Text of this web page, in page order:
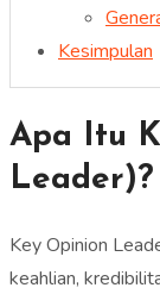
Kesimpulan
Apa Itu
Leader)?
Key Opinion
keahlian,